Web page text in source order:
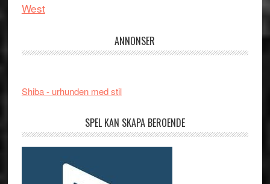
West
ANNONSER
Shiba - urhunden med stil
SPEL KAN SKAPA BEROENDE